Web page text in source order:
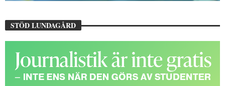
STÖD LUNDAGÅRD